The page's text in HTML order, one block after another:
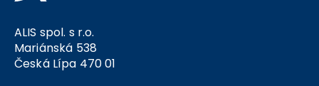
ALIS spol. s r.o.
Mariánská 538
Česká Lípa 470 01